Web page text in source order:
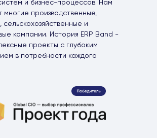
и бизнес-процессов. Нам
многие производственные,
сельскохозяйственные и
компании. История ERP Band -
проекты с глубоким
в потребности каждого